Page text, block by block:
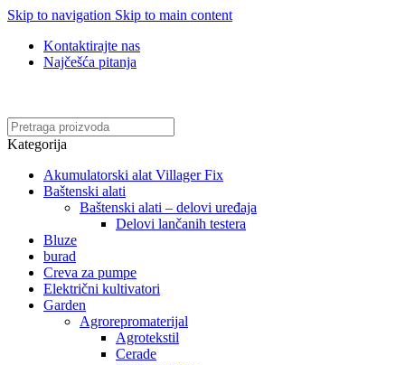
Skip to navigation Skip to main content
Kontaktirajte nas
Najčešća pitanja
Kategorija
Akumulatorski alat Villager Fix
Baštenski alati
Baštenski alati – delovi uređaja
Delovi lančanih testera
Bluze
burad
Creva za pumpe
Električni kultivatori
Garden
Agrorepromaterijal
Agrotekstil
Cerade